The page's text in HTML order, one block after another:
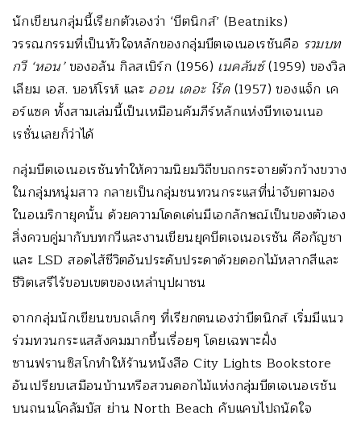
นักเขียนกลุ่มนี้เรียกตัวเองว่า ‘บีตนิกส์’ (Beatniks)
วรรณกรรมที่เป็นหัวใจหลักของกลุ่มบีตเจเนอเรชันคือ รวมบท
กวี ‘หอน’ของอลัน กิลสเบิร์ก (1956) เนคลันซ์(1959) ของวิล
เลียม เอส. บอห์โรห์ และ ออน เดอะ โร้ด(1957) ของแจ็ก เค
อร์แซค ทั้งสามเล่มนี้เป็นเหมือนคัมภีร์หลักแห่งบีทเจนเนอ
เรชั่นเลยก็ว่าได้
กลุ่มบีตเจเนอเรชันทำให้ความนิยมวิถีขบถกระจายตัวกว้างขวาง
ในกลุ่มหนุ่มสาว กลายเป็นกลุ่มชนทวนกระแสที่น่าจับตามอง
ในอเมริกายุคนั้น ด้วยความโดดเด่นมีเอกลักษณ์เป็นของตัวเอง
สิ่งควบคู่มากับบทกวีและงานเขียนยุคบีตเจเนอเรชัน คือกัญชา
และ LSD สอดไส้ชีวิตอันประดับประดาด้วยดอกไม้หลากสีและ
ชีวิตเสรีไร้ขอบเขตของเหล่าบุปผาชน
จากกลุ่มนักเขียนขบถเล็กๆ ที่เรียกตนเองว่าบีตนิกส์ เริ่มมีแนว
ร่วมทวนกระแสสังคมมากขึ้นเรื่อยๆ โดยเฉพาะฝั่ง
ซานฟรานซิสโกทำให้ร้านหนังสือ City Lights Bookstore
อันเปรียบเสมือนบ้านหรือสวนดอกไม้แห่งกลุ่มบีตเจเนอเรชัน
บนถนนโคลัมบัส ย่าน North Beach คับแคบไปถนัดใจ